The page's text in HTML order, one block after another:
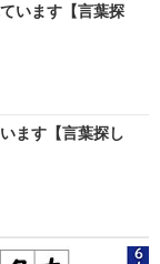
います【言葉探
ます【言葉探し